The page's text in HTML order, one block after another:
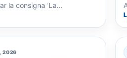
la consigna 'La...
2026